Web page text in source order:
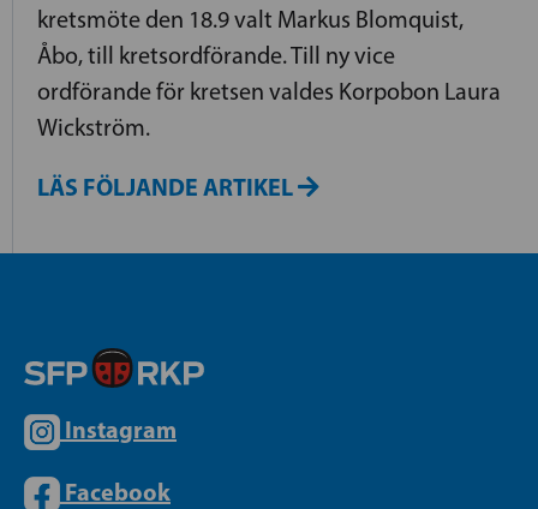
kretsmöte den 18.9 valt Markus Blomquist,
Åbo, till kretsordförande. Till ny vice
ordförande för kretsen valdes Korpobon Laura
Wickström.
LÄS FÖLJANDE ARTIKEL
Instagram
Facebook